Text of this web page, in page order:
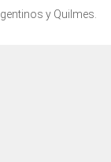
y Quilmes.